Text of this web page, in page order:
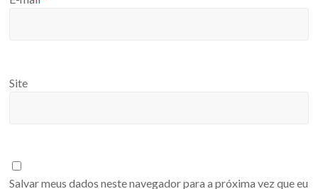
Site
Salvar meus dados neste navegador para a próxima vez que eu